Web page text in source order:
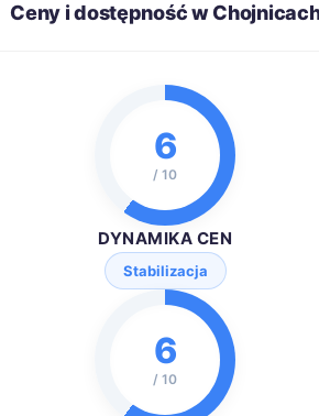
Ceny i dostępność w
6
/ 10
DYNAMIKA CEN
Stabilizacja
6
/ 10